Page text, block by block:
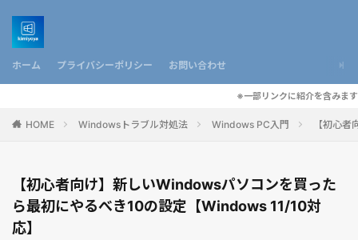
ホーム プライバシーポリシー お問い合わせ
※一部リンクに紹介を含みます
HOME Windowsトラブル対処法 Windows PC入門 【初心
【初心者向け】新しいWindowsパソコンを買った
ら最初にやるべき10の設定【Windows 11/10対
応】